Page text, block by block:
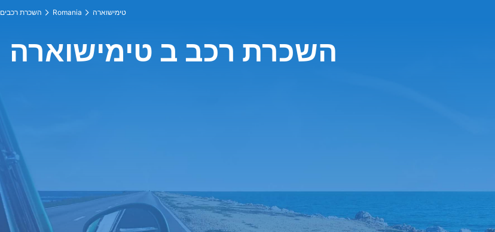
השכרת רכבים Romania טימישוארה
השכרת רכב ב טימישוארה